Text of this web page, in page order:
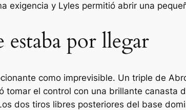
exigencia y Lyles permitió abrir una
estaba por llegar
como imprevisible. Un triple de
tomar el control con una brillante canasta
dos tiros libres posteriores del base